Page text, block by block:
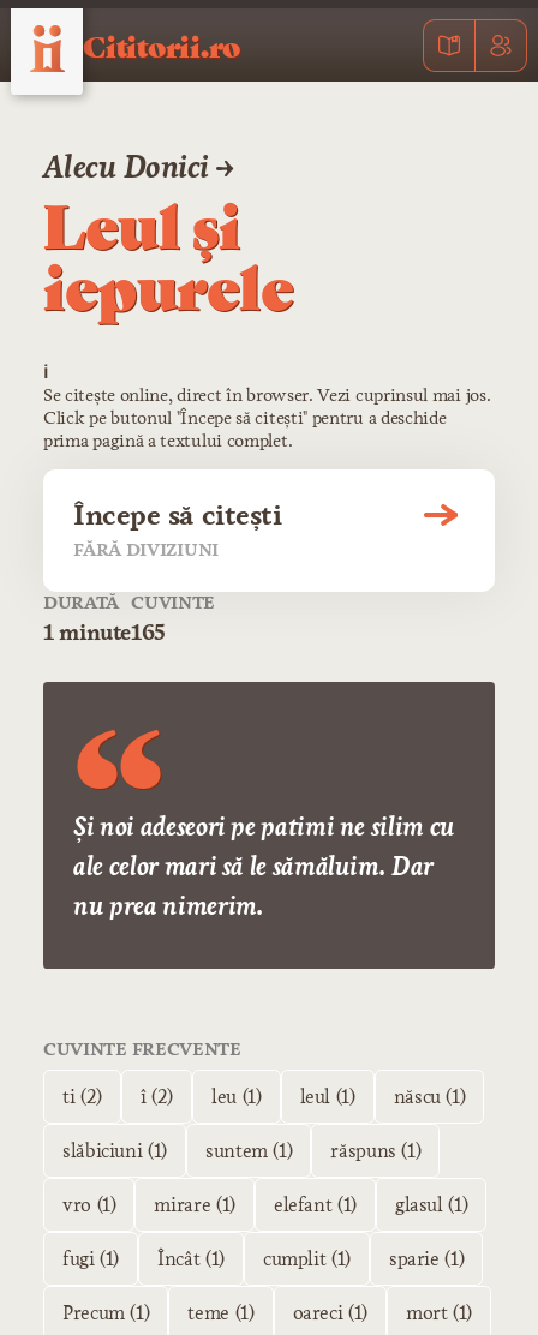
Cititorii.ro
Alecu Donici →
Leul şi
iepurele
ℹ️
Se citește online, direct în browser. Vezi cuprinsul mai jos.
Click pe butonul "Începe să citești" pentru a deschide
prima pagină a textului complet.
Începe să citești
FĂRĂ DIVIZIUNI
DURATĂ
1 minute
CUVINTE
165
Şi noi adeseori pe patimi ne silim cu
ale celor mari să le sămăluim. Dar
nu prea nimerim.
CUVINTE FRECVENTE
ti (2) î (2) leu (1) leul (1) născu (1)
slăbiciuni (1) suntem (1) răspuns (1)
vro (1) mirare (1) elefant (1) glasul (1)
fugi (1) Încât (1) cumplit (1) sparie (1)
Precum (1) teme (1) oareci (1) mort (1)